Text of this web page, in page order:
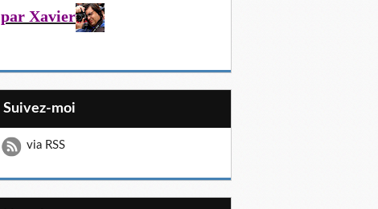
par Xavier
Suivez-moi
via RSS